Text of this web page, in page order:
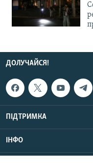
ДОЛУЧАЙСЯ!
ПІДТРИМКА
ІНФО